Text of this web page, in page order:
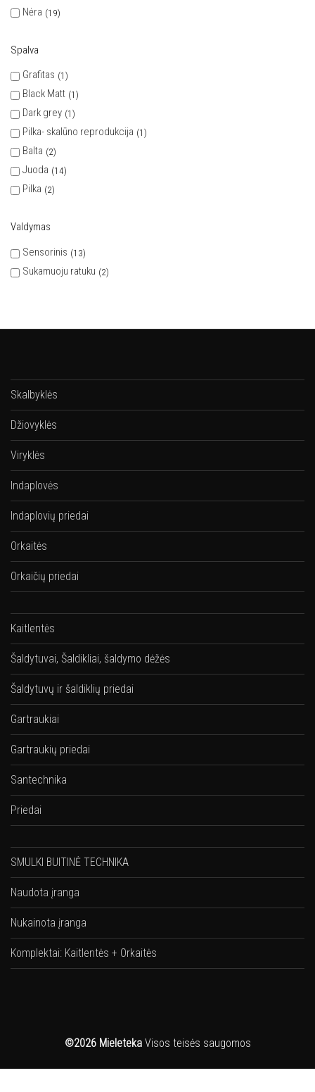
Nėra
19
Spalva
Grafitas
1
Black Matt 1
Dark grey 1
Pilka- skalūno reprodukcija 1
Balta 2
Juoda 14
Pilka 2
Valdymas
Sensorinis
13
Sukamuoju ratuku 2
Skalbyklės
Džiovyklės
Viryklės
Indaplovės
Indaplovių priedai
Orkaitės
Orkaičių priedai
Kaitlentės
Šaldytuvai, Šaldikliai, šaldymo dėžės
Šaldytuvų ir šaldiklių priedai
Gartraukiai
Gartraukių priedai
Santechnika
Priedai
SMULKI BUITINĖ TECHNIKA
Naudota įranga
Nukainota įranga
Komplektai: Kaitlentės + Orkaitės
©2026 MieletekaVisos teisės saugomos